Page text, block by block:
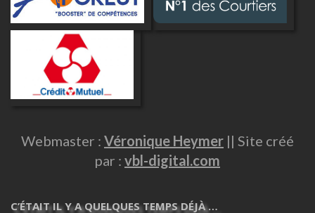
Webmaster : Véronique Heymer || Site créé
par : vbl-digital.com
C’ÉTAIT IL Y A QUELQUES TEMPS DÉJÀ …